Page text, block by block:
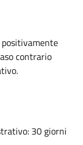
contrario
30 giorni